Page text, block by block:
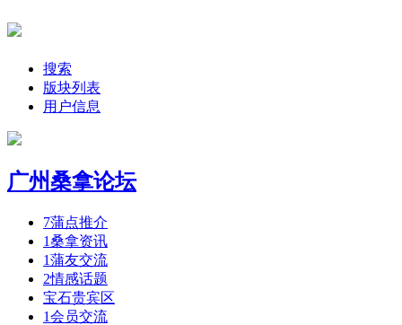
搜索
版块列表
用户信息
广州桑拿论坛
7蒲点推介
1桑拿资讯
1蒲友交流
2情感话题
宝石贵宾区
1会员交流